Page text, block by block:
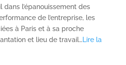
l’épanouissement des
de l’entreprise, les
à Paris et à sa proche
et lieu de travail… Lire la